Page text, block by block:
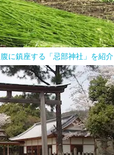
に鎮座する「忌部神社」を紹介